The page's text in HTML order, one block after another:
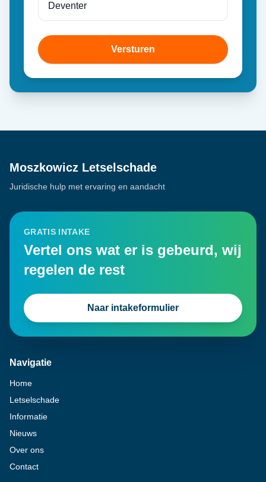
Versturen
Moszkowicz Letselschade
Juridische hulp met ervaring en aandacht
GRATIS INTAKE
Vertel ons wat er is gebeurd, wij
regelen de rest
Naar intakeformulier
Navigatie
Home
Letselschade
Informatie
Nieuws
Over ons
Contact